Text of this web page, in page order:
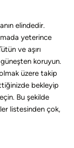
elindedir.
yeterince
ve aşırı
koruyun.
üzere takip
bekleyip
Bu şekilde
listesinden çok,